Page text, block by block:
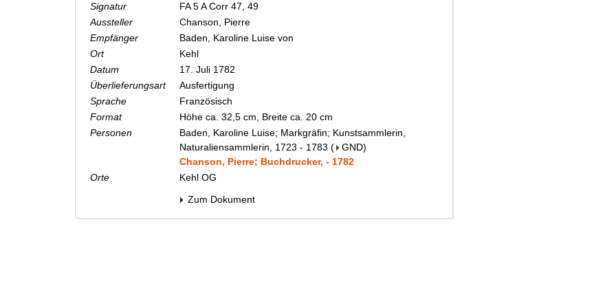
Signatur
FA 5 A Corr 47, 49
Aussteller
Chanson, Pierre
Empfänger
Baden, Karoline Luise von
Ort
Kehl
Datum
17. Juli 1782
Überlieferungsart
Ausfertigung
Sprache
Französisch
Format
Höhe ca. 32,5 cm, Breite ca. 20 cm
Personen
Baden, Karoline Luise; Markgräfin; Kunstsammlerin,
Naturaliensammlerin, 1723 - 1783 ( GND)
Chanson, Pierre; Buchdrucker, - 1782
Orte
Kehl OG
Zum Dokument